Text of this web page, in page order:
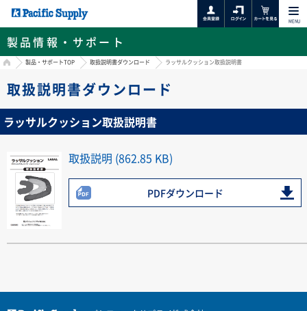
MENU
製品情報・サポート
HOME製品・サポートTOP 取扱説明書ダウンロード ラッサルクッション取扱説明書
取扱説明書ダウンロード
ラッサルクッション取扱説明書
取扱説明 (862.85 KB)
PDFダウンロード